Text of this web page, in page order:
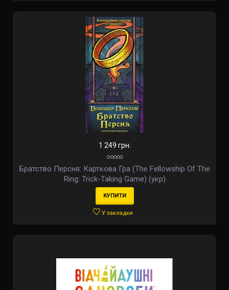
1 249 грн.
Братство Персня: Карткова Гра (The Fellowship Of The
Ring: Trick-Taking Game) (укр)
КУПИТИ
У закладки